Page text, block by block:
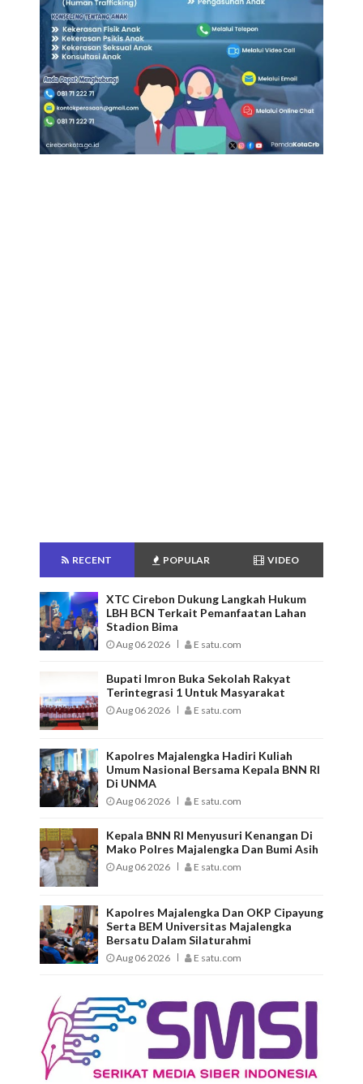
RECENT POPULAR VIDEO
XTC Cirebon Dukung Langkah Hukum
LBH BCN Terkait Pemanfaatan Lahan
Stadion Bima
Aug 06 2026 E satu.com
Bupati Imron Buka Sekolah Rakyat
Terintegrasi 1 Untuk Masyarakat
Aug 06 2026 E satu.com
Kapolres Majalengka Hadiri Kuliah
Umum Nasional Bersama Kepala BNN RI
Di UNMA
Aug 06 2026 E satu.com
Kepala BNN RI Menyusuri Kenangan Di
Mako Polres Majalengka Dan Bumi Asih
Aug 06 2026 E satu.com
Kapolres Majalengka Dan OKP Cipayung
Serta BEM Universitas Majalengka
Bersatu Dalam Silaturahmi
Aug 06 2026 E satu.com